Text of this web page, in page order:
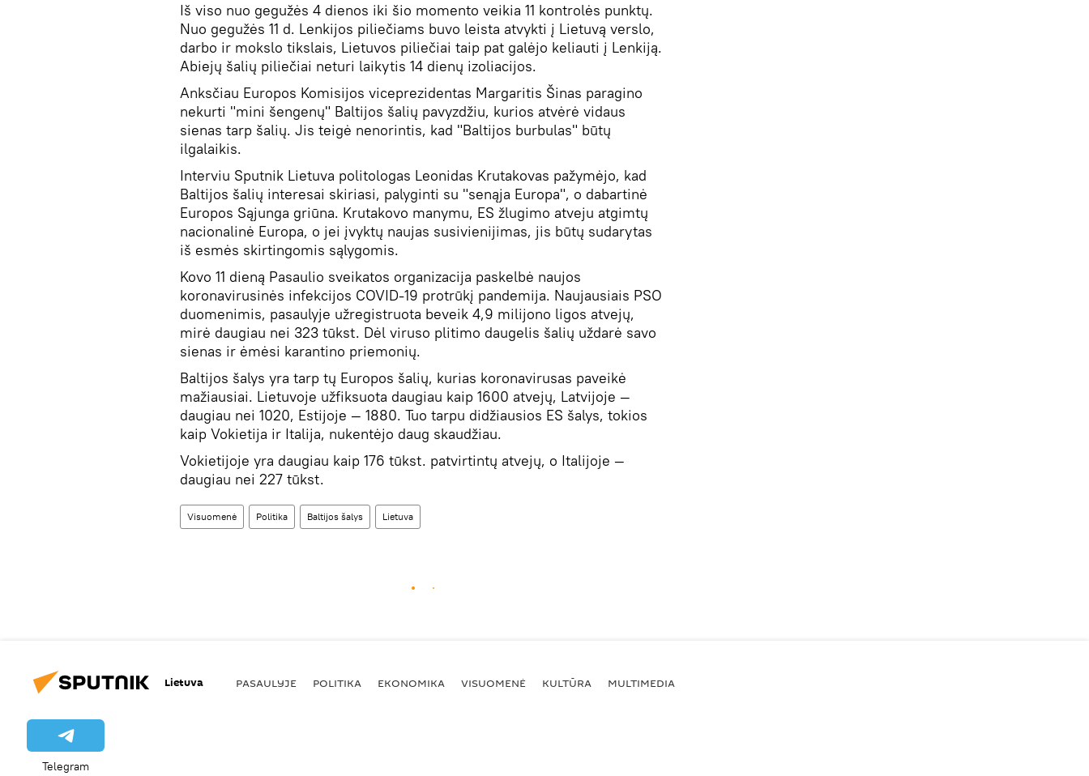
Iš viso nuo gegužės 4 dienos iki šio momento veikia 11 kontrolės punktų.
Nuo gegužės 11 d. Lenkijos piliečiams buvo leista atvykti į Lietuvą verslo,
darbo ir mokslo tikslais, Lietuvos piliečiai taip pat galėjo keliauti į Lenkiją.
Abiejų šalių piliečiai neturi laikytis 14 dienų izoliacijos.
Anksčiau Europos Komisijos viceprezidentas Margaritis Šinas paragino
nekurti "mini šengenų" Baltijos šalių pavyzdžiu, kurios atvėrė vidaus
sienas tarp šalių. Jis teigė nenorintis, kad "Baltijos burbulas" būtų
ilgalaikis.
Interviu Sputnik Lietuva politologas Leonidas Krutakovas pažymėjo, kad
Baltijos šalių interesai skiriasi, palyginti su "senąja Europa", o dabartinė
Europos Sąjunga griūna. Krutakovo manymu, ES žlugimo atveju atgimtų
nacionalinė Europa, o jei įvyktų naujas susivienijimas, jis būtų sudarytas
iš esmės skirtingomis sąlygomis.
Kovo 11 dieną Pasaulio sveikatos organizacija paskelbė naujos
koronavirusinės infekcijos COVID-19 protrūkį pandemija. Naujausiais PSO
duomenimis, pasaulyje užregistruota beveik 4,9 milijono ligos atvejų,
mirė daugiau nei 323 tūkst. Dėl viruso plitimo daugelis šalių uždarė savo
sienas ir ėmėsi karantino priemonių.
Baltijos šalys yra tarp tų Europos šalių, kurias koronavirusas paveikė
mažiausiai. Lietuvoje užfiksuota daugiau kaip 1600 atvejų, Latvijoje —
daugiau nei 1020, Estijoje — 1880. Tuo tarpu didžiausios ES šalys, tokios
kaip Vokietija ir Italija, nukentėjo daug skaudžiau.
Vokietijoje yra daugiau kaip 176 tūkst. patvirtintų atvejų, o Italijoje —
daugiau nei 227 tūkst.
Visuomenė Politika Baltijos šalys Lietuva
Lietuva PASAULYJE POLITIKA EKONOMIKA VISUOMENĖ KULTŪRA MULTIMEDIA
Telegram